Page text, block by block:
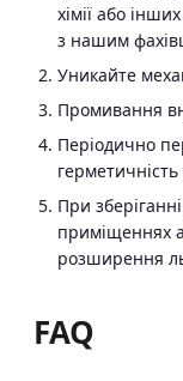
хімії або
з нашим
Уникайте
Промивання
Періодично
герметичність
При
приміщеннях
розширення
FAQ